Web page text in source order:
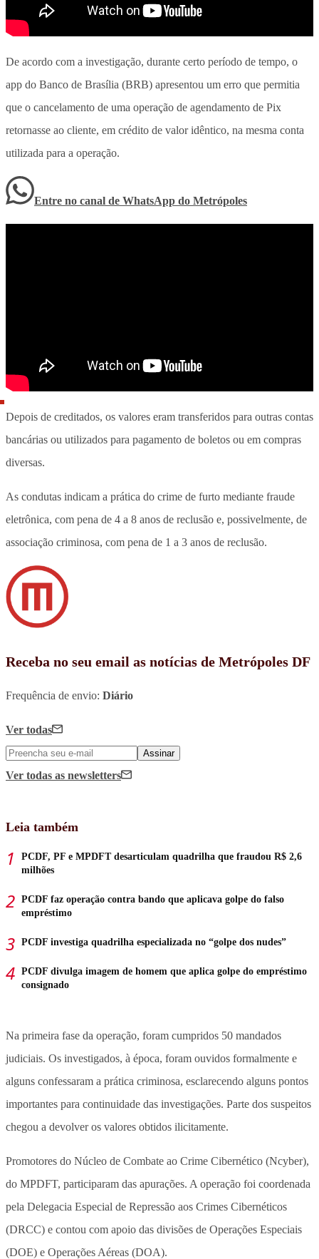
De acordo com a investigação, durante certo período de tempo, o
app do Banco de Brasília (BRB) apresentou um erro que permitia
que o cancelamento de uma operação de agendamento de Pix
retornasse ao cliente, em crédito de valor idêntico, na mesma conta
utilizada para a operação.
Entre no canal de WhatsApp do Metrópoles
Depois de creditados, os valores eram transferidos para outras contas
bancárias ou utilizados para pagamento de boletos ou em compras
diversas.
As condutas indicam a prática do crime de furto mediante fraude
eletrônica, com pena de 4 a 8 anos de reclusão e, possivelmente, de
associação criminosa, com pena de 1 a 3 anos de reclusão.
Receba no seu email as notícias de Metrópoles DF
Frequência de envio: Diário
Ver todas
Assinar
Ver todas as newsletters
Leia também
PCDF, PF e MPDFT desarticulam quadrilha que fraudou R$ 2,6
milhões
PCDF faz operação contra bando que aplicava golpe do falso
empréstimo
PCDF investiga quadrilha especializada no “golpe dos nudes”
PCDF divulga imagem de homem que aplica golpe do empréstimo
consignado
Na primeira fase da operação, foram cumpridos 50 mandados
judiciais. Os investigados, à época, foram ouvidos formalmente e
alguns confessaram a prática criminosa, esclarecendo alguns pontos
importantes para continuidade das investigações. Parte dos suspeitos
chegou a devolver os valores obtidos ilicitamente.
Promotores do Núcleo de Combate ao Crime Cibernético (Ncyber),
do MPDFT, participaram das apurações. A operação foi coordenada
pela Delegacia Especial de Repressão aos Crimes Cibernéticos
(DRCC) e contou com apoio das divisões de Operações Especiais
(DOE) e Operações Aéreas (DOA).